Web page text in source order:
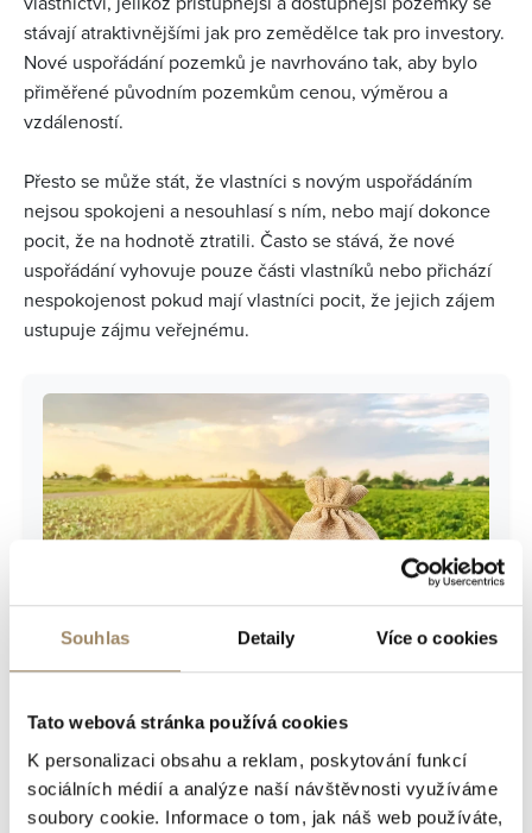
Souhlas Detaily Více o cookies
Tato webová stránka používá cookies
K personalizaci obsahu a reklam, poskytování funkcí
sociálních médií a analýze naší návštěvnosti využíváme
soubory cookie. Informace o tom, jak náš web používáte,
stávají atraktivnějšími jak pro zemědělce tak pro investory.
Nové uspořádání pozemků je navrhováno tak, aby bylo
přiměřené původním pozemkům cenou, výměrou a
vzdáleností​.
Přesto se může stát, že vlastníci s novým uspořádáním
nejsou spokojeni a nesouhlasí s ním, nebo mají dokonce
pocit, že na hodnotě ztratili. Často se stává, že nové
uspořádání vyhovuje pouze části vlastníků nebo přichází
nespokojenost pokud mají vlastníci pocit, že jejich zájem
ustupuje zájmu veřejnému.
Co všechno určuje cenu zemědělské půdy